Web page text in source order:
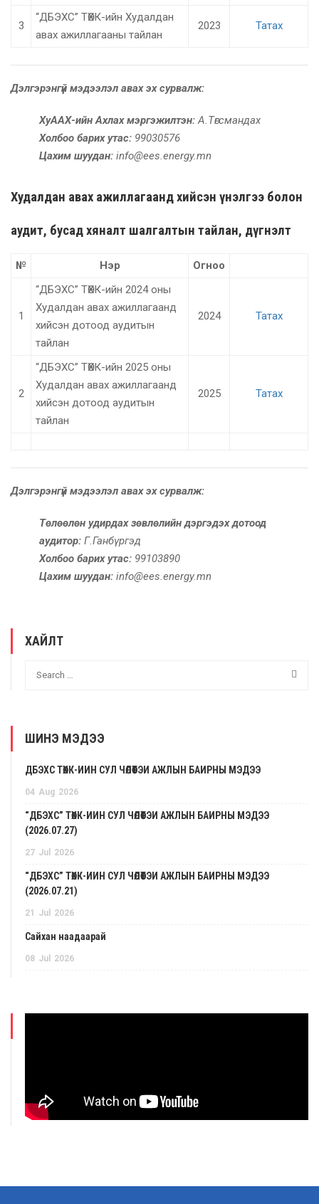
3
“ДБЭХС” ТӨХК-ийн Худалдан
авах ажиллагааны тайлан
2023 Татах
Дэлгэрэнгүй мэдээлэл авах эх сурвалж:
ХуААХ-ийн Ахлах мэргэжилтэн:А.Төгсмандах
Холбоо барих утас: 99030576
Цахим шуудан: info@ees.energy.mn
Худалдан авах ажиллагаанд хийсэн үнэлгээ болон
аудит, бусад хяналт шалгалтын тайлан, дүгнэлт
№ Нэр Огноо
1
“ДБЭХС” ТӨХК-ийн 2024 оны
Худалдан авах ажиллагаанд
хийсэн дотоод аудитын
тайлан
2024 Татах
2
“ДБЭХС” ТӨХК-ийн 2025 оны
Худалдан авах ажиллагаанд
хийсэн дотоод аудитын
тайлан
2025 Татах
Дэлгэрэнгүй мэдээлэл авах эх сурвалж:
Төлөөлөн удирдах зөвлөлийн дэргэдэхдотоод
аудитор: Г.Ганбүргэд
Холбоо барих утас: 99103890
Цахим шуудан: info@ees.energy.mn
ХАЙЛТ
ШИНЭ МЭДЭЭ
ДБЭХС ТӨХК-ИЙН СУЛ ЧӨЛӨӨТЭЙ АЖЛЫН БАЙРНЫ МЭДЭЭ
04 Aug 2026
“ДБЭХС” ТӨХК-ИЙН СУЛ ЧӨЛӨӨТЭЙ АЖЛЫН БАЙРНЫ МЭДЭЭ
(2026.07.27)
27 Jul 2026
“ДБЭХС” ТӨХК-ИЙН СУЛ ЧӨЛӨӨТЭЙ АЖЛЫН БАЙРНЫ МЭДЭЭ
(2026.07.21)
21 Jul 2026
Сайхан наадаарай
08 Jul 2026